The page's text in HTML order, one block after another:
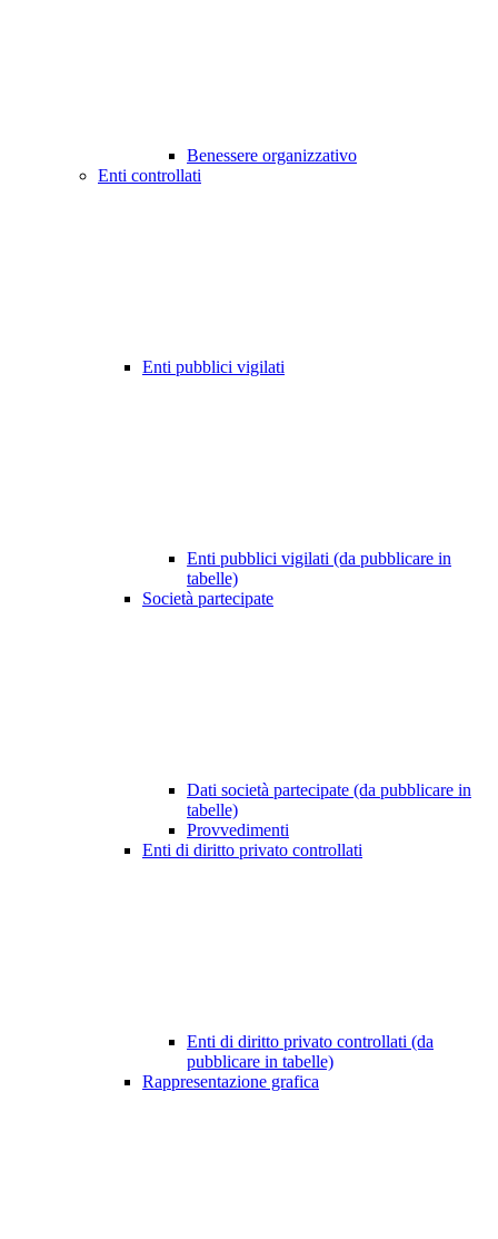
Benessere organizzativo
Enti controllati
Enti pubblici vigilati
Enti pubblici vigilati (da pubblicare in
tabelle)
Società partecipate
Dati società partecipate (da pubblicare in
tabelle)
Provvedimenti
Enti di diritto privato controllati
Enti di diritto privato controllati (da
pubblicare in tabelle)
Rappresentazione grafica